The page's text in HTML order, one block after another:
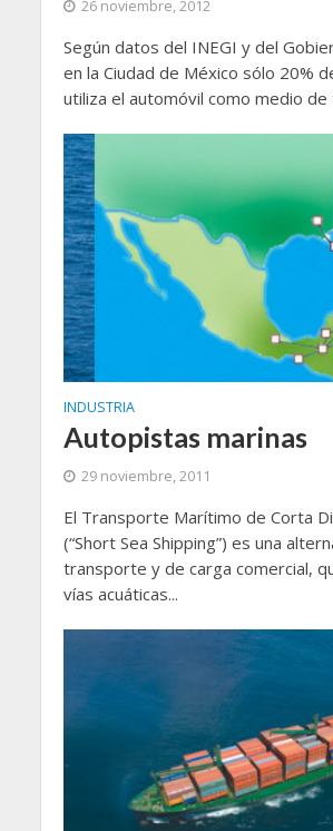
26 noviembre, 2012
Según datos del INEGI y del
en la Ciudad de México sólo 20%
utiliza el automóvil como medio
INDUSTRIA
Autopistas marinas
29 noviembre, 2011
El Transporte Marítimo de Corta
(“Short Sea Shipping”) es una
transporte y de carga comercial,
vías acuáticas...